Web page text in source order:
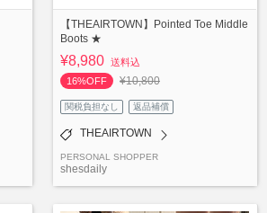
【THEAIRTOWN】Pointed Toe Middle
Boots ★
¥8,980 送料込
16%OFF
¥10,800
関税負担なし 返品補償
THEAIRTOWN
PERSONAL SHOPPER
shesdaily